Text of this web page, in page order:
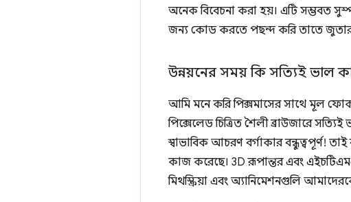
অনেক বিবেচনা করা হয়। এটি সম্ভবত
জন্য কোড করতে পছন্দ করি তাতে জুতার
উন্নয়নের সময় কি সত্যিই ভাল
আমি মনে করি পিক্সমাসের সাথে মূল
পিক্সেলেড চিত্রিত শৈলী ব্রাউজারে
স্বাভাবিক আচরণ বর্গাকার বন্ধুত্বপূর্ণ!
কাজ করেছে। 3D রূপান্তর এবং
মিথস্ক্রিয়া এবং অ্যানিমেশনগুলি